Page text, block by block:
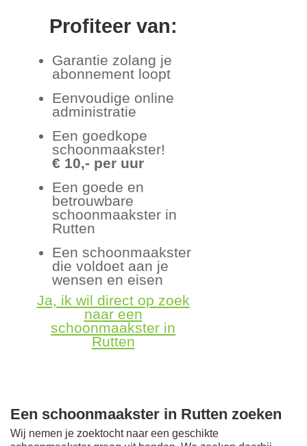
Profiteer van:
Garantie zolang je
abonnement loopt
Eenvoudige online
administratie
Een goedkope
schoonmaakster!
€ 10,- per uur
Een goede en
betrouwbare
schoonmaakster in
Rutten
Een schoonmaakster
die voldoet aan je
wensen en eisen
Ja, ik wil direct op zoek
naar een
schoonmaakster in
Rutten
Een schoonmaakster in Rutten zoeken
Wij nemen je zoektocht naar een geschikte